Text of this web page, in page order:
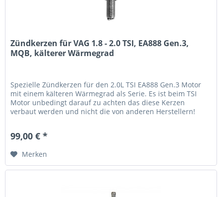
Zündkerzen für VAG 1.8 - 2.0 TSI, EA888 Gen.3,
MQB, kälterer Wärmegrad
Spezielle Zündkerzen für den 2.0L TSI EA888 Gen.3 Motor
mit einem kälteren Wärmegrad als Serie. Es ist beim TSI
Motor unbedingt darauf zu achten das diese Kerzen
verbaut werden und nicht die von anderen Herstellern!
99,00 € *
Merken